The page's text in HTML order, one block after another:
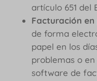
artículo 651 del
Facturación
de forma
papel en los
problemas o
software de